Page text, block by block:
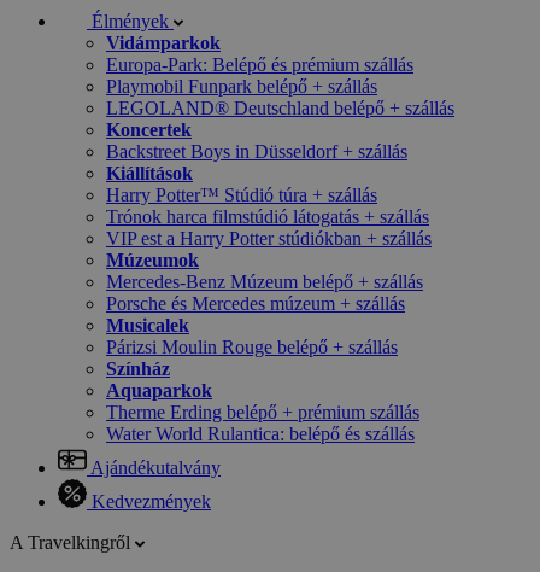
Élmények
Vidámparkok
Europa-Park: Belépő és prémium szállás
Playmobil Funpark belépő + szállás
LEGOLAND® Deutschland belépő + szállás
Koncertek
Backstreet Boys in Düsseldorf + szállás
Kiállítások
Harry Potter™ Stúdió túra + szállás
Trónok harca filmstúdió látogatás + szállás
VIP est a Harry Potter stúdiókban + szállás
Múzeumok
Mercedes-Benz Múzeum belépő + szállás
Porsche és Mercedes múzeum + szállás
Musicalek
Párizsi Moulin Rouge belépő + szállás
Színház
Aquaparkok
Therme Erding belépő + prémium szállás
Water World Rulantica: belépő és szállás
Ajándékutalvány
Kedvezmények
A Travelkingről